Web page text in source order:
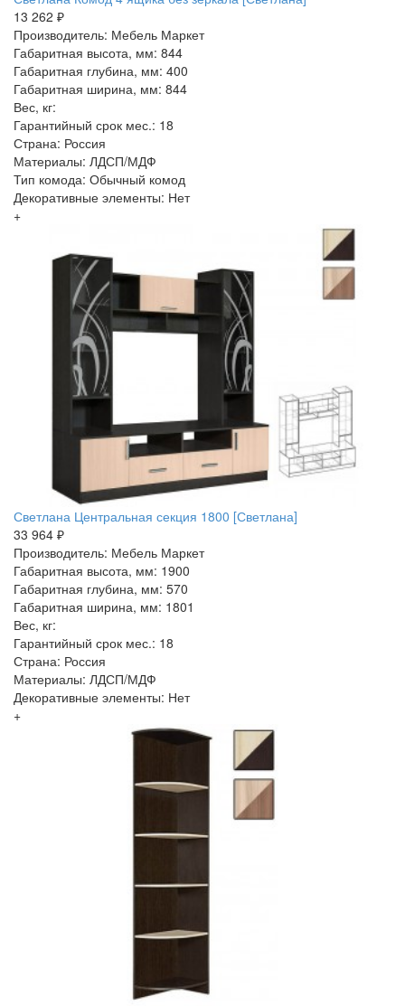
13 262 ₽
Производитель: Мебель Маркет
Габаритная высота, мм: 844
Габаритная глубина, мм: 400
Габаритная ширина, мм: 844
Вес, кг:
Гарантийный срок мес.: 18
Страна: Россия
Материалы: ЛДСП/МДФ
Тип комода: Обычный комод
Декоративные элементы: Нет
+
Светлана Центральная секция 1800 [Светлана]
33 964 ₽
Производитель: Мебель Маркет
Габаритная высота, мм: 1900
Габаритная глубина, мм: 570
Габаритная ширина, мм: 1801
Вес, кг:
Гарантийный срок мес.: 18
Страна: Россия
Материалы: ЛДСП/МДФ
Декоративные элементы: Нет
+